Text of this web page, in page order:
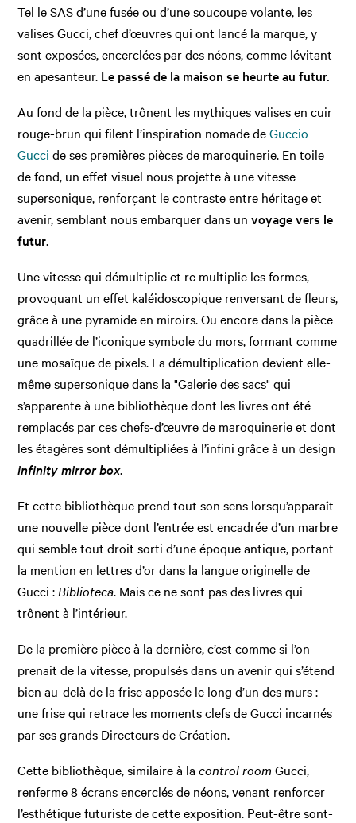
Tel le SAS d’une fusée ou d’une soucoupe volante, les
valises Gucci, chef d’œuvres qui ont lancé la marque, y
sont exposées, encerclées par des néons, comme lévitant
en apesanteur. Le passé de la maison se heurte au futur.
Au fond de la pièce, trônent les mythiques valises en cuir
rouge-brun qui filent l’inspiration nomade deGuccio
Gucci de ses premières pièces de maroquinerie. En toile
de fond, un effet visuel nous projette à une vitesse
supersonique, renforçant le contraste entre héritage et
avenir, semblant nous embarquer dans unvoyage vers le
futur.
Une vitesse qui démultiplie et re multiplie les formes,
provoquant un effet kaléidoscopique renversant de fleurs,
grâce à une pyramide en miroirs. Ou encore dans la pièce
quadrillée de l’iconique symbole du mors, formant comme
une mosaïque de pixels. La démultiplication devient elle-
même supersonique dans la "Galerie des sacs" qui
s’apparente à une bibliothèque dont les livres ont été
remplacés par ces chefs-d’œuvre de maroquinerie et dont
les étagères sont démultipliées à l’infini grâce à un design
infinity mirror box.
Et cette bibliothèque prend tout son sens lorsqu’apparaît
une nouvelle pièce dont l’entrée est encadrée d’un marbre
qui semble tout droit sorti d’une époque antique, portant
la mention en lettres d’or dans la langue originelle de
Gucci : Biblioteca. Mais ce ne sont pas des livres qui
trônent à l’intérieur.
De la première pièce à la dernière, c’est comme si l’on
prenait de la vitesse, propulsés dans un avenir qui s’étend
bien au-delà de la frise apposée le long d’un des murs :
une frise qui retrace les moments clefs de Gucci incarnés
par ses grands Directeurs de Création.
Cette bibliothèque, similaire à lacontrol room Gucci,
renferme 8 écrans encerclés de néons, venant renforcer
l’esthétique futuriste de cette exposition. Peut-être sont-